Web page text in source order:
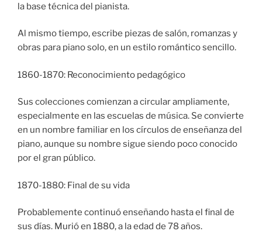
la base técnica del pianista.
Al mismo tiempo, escribe piezas de salón, romanzas y
obras para piano solo, en un estilo romántico sencillo.
1860-1870: Reconocimiento pedagógico
Sus colecciones comienzan a circular ampliamente,
especialmente en las escuelas de música. Se convierte
en un nombre familiar en los círculos de enseñanza del
piano, aunque su nombre sigue siendo poco conocido
por el gran público.
1870-1880: Final de su vida
Probablemente continuó enseñando hasta el final de
sus días. Murió en 1880, a la edad de 78 años.